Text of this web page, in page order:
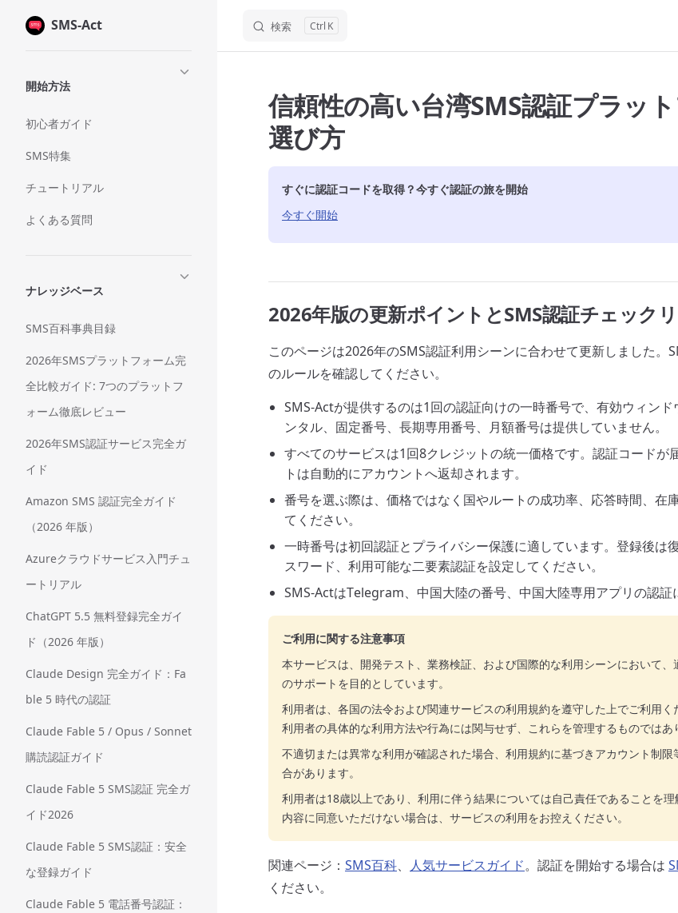
Skip to content
SMS-Act 検索 K
開始方法
初心者ガイド
SMS特集
チュートリアル
よくある質問
ナレッジベース
SMS百科事典目録
2026年SMSプラットフォーム完
全比較ガイド: 7つのプラットフ
ォーム徹底レビュー
2026年SMS認証サービス完全ガ
イド
Amazon SMS 認証完全ガイド
（2026 年版）
Azureクラウドサービス入門チュ
ートリアル
ChatGPT 5.5 無料登録完全ガイ
ド（2026 年版）
Claude Design 完全ガイド：Fa
ble 5 時代の認証
Claude Fable 5 / Opus / Sonnet
購読認証ガイド
Claude Fable 5 SMS認証 完全ガ
イド2026
Claude Fable 5 SMS認証：安全
な登録ガイド
Claude Fable 5 電話番号認証：
信頼性の高い台湾SMS認証プラッ
選び方
すぐに認証コードを取得？今すぐ認証の旅を開始
今すぐ開始
2026年版の更新ポイントとSMS認証チェック
このページは2026年のSMS認証利用シーンに合わせて更新しました。
のルールを確認してください。
SMS-Actが提供するのは1回の認証向けの一時番号で、有効ウィン
ンタル、固定番号、長期専用番号、月額番号は提供していません。
すべてのサービスは1回8クレジットの統一価格です。認証コードが
トは自動的にアカウントへ返却されます。
番号を選ぶ際は、価格ではなく国やルートの成功率、応答時間、在
てください。
一時番号は初回認証とプライバシー保護に適しています。登録後は
スワード、利用可能な二要素認証を設定してください。
SMS-ActはTelegram、中国大陸の番号、中国大陸専用アプリの認証
ご利用に関する注意事項
本サービスは、開発テスト、業務検証、および国際的な利用シーンにおいて
のサポートを目的としています。
利用者は、各国の法令および関連サービスの利用規約を遵守した上でご利用く
利用者の具体的な利用方法や行為には関与せず、これらを管理するものではあ
不適切または異常な利用が確認された場合、利用規約に基づきアカウント制
合があります。
利用者は18歳以上であり、利用に伴う結果については自己責任であることを
内容に同意いただけない場合は、サービスの利用をお控えください。
関連ページ： SMS百科、 人気サービスガイド。認証を開始する場合は
ください。